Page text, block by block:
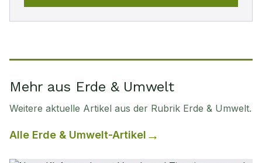
Mehr aus Erde & Umwelt
Weitere aktuelle Artikel aus der Rubrik Erde & Umwelt.
Alle Erde & Umwelt-Artikel